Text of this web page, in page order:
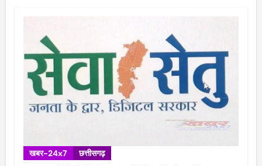
खबर-24x7 छत्तीसगढ़